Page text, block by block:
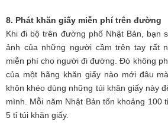
8. Phát khăn giấy miễn phí trên đường
Khi đi bộ trên đường phố Nhật Bản, bạn
ảnh của những người cầm trên tay rất
miễn phí cho người đi đường. Đó không
của một hãng khăn giấy nào mới đâu
khôn khéo dùng những túi khăn giấy này
mình. Mỗi năm Nhật Bản tốn khoảng 100
5 tỉ túi khăn giấy.